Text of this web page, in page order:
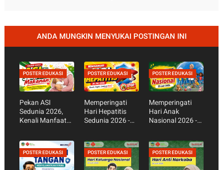
ANDA MUNGKIN MENYUKAI POSTINGAN INI
POSTER EDUKASI
Pekan ASI
Sedunia 2026,
Kenali Manfaat
POSTER EDUKASI
Memperingati
Hari Hepatitis
Sedunia 2026 -
dan Pentingnya
Vaksin Hepatitis
POSTER EDUKASI
Memperingati
Hari Anak
Nasional 2026 -
Gadget,
Wujudkan Anak
Sehat dan Hebat
POSTER EDUKASI POSTER EDUKASI POSTER EDUKASI